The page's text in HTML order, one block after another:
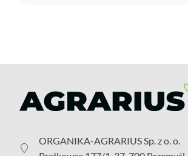
ORGANIKA-AGRARIUS Sp. z o. o.